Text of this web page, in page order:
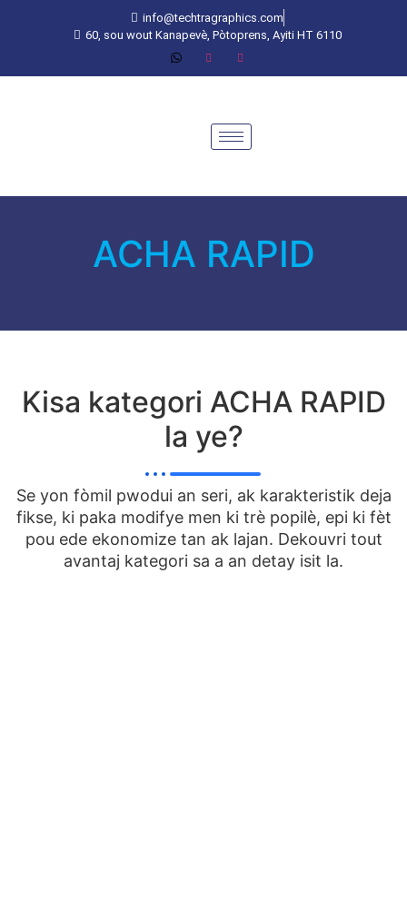
info@techtragraphics.com
60, sou wout Kanapevè, Pòtoprens, Ayiti HT 6110
ACHA RAPID
Kisa kategori ACHA RAPID
la ye?
Se yon fòmil pwodui an seri, ak karakteristik deja
fikse, ki paka modifye men ki trè popilè, epi ki fèt
pou ede ekonomize tan ak lajan. Dekouvri tout
avantaj kategori sa a an detay isit la.